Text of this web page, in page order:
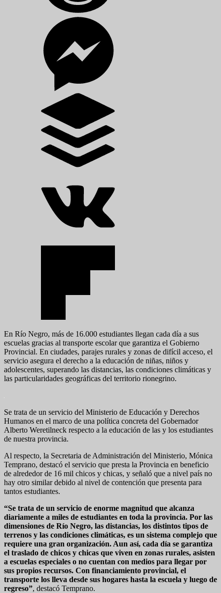
En Río Negro, más de 16.000 estudiantes llegan cada día a sus
escuelas gracias al transporte escolar que garantiza el Gobierno
Provincial. En ciudades, parajes rurales y zonas de difícil acceso, el
servicio asegura el derecho a la educación de niñas, niños y
adolescentes, superando las distancias, las condiciones climáticas y
las particularidades geográficas del territorio rionegrino.
Se trata de un servicio del Ministerio de Educación y Derechos
Humanos en el marco de una política concreta del Gobernador
Alberto Weretilneck respecto a la educación de las y los estudiantes
de nuestra provincia.
Al respecto, la Secretaria de Administración del Ministerio, Mónica
Temprano, destacó el servicio que presta la Provincia en beneficio
de alrededor de 16 mil chicos y chicas, y señaló que a nivel país no
hay otro similar debido al nivel de contención que presenta para
tantos estudiantes.
“Se trata de un servicio de enorme magnitud que alcanza
diariamente a miles de estudiantes en toda la provincia. Por las
dimensiones de Río Negro, las distancias, los distintos tipos de
terrenos y las condiciones climáticas, es un sistema complejo que
requiere una gran organización. Aun así, cada día se garantiza
el traslado de chicos y chicas que viven en zonas rurales, asisten
a escuelas especiales o no cuentan con medios para llegar por
sus propios recursos. Con financiamiento provincial, el
transporte los lleva desde sus hogares hasta la escuela y luego de
regreso”, destacó Temprano.